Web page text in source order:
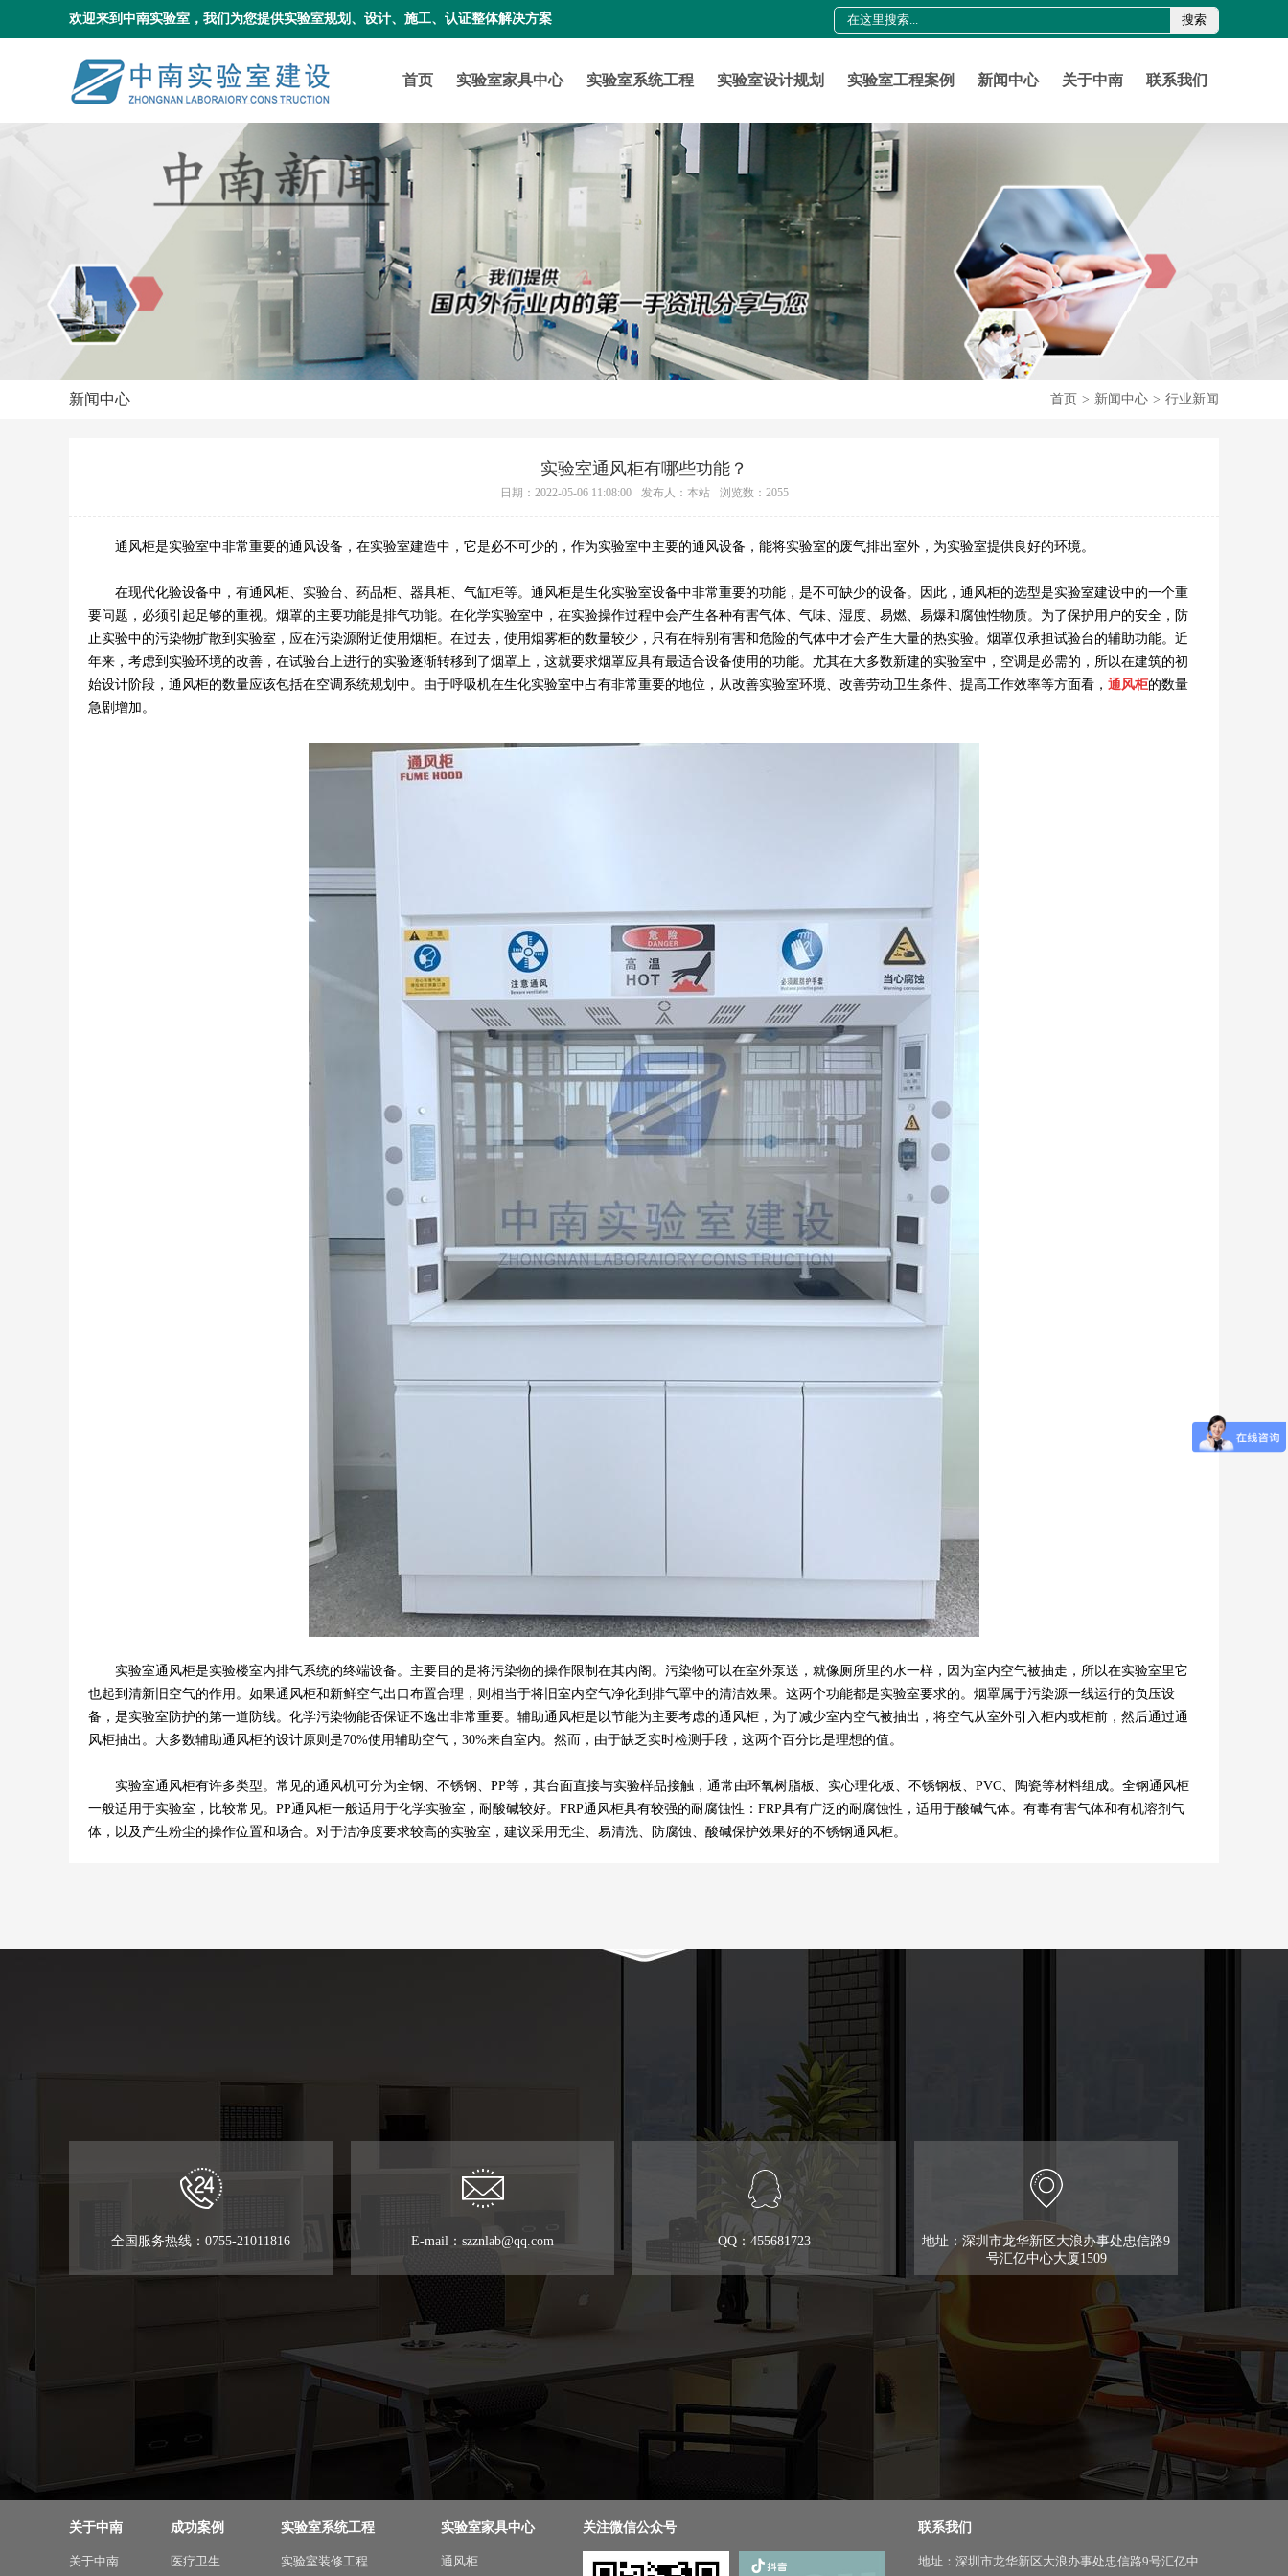
欢迎来到中南实验室，我们为您提供实验室规划、设计、施工、认证整体解决方案 搜索
首页 实验室家具中心 实验室系统工程 实验室设计规划 实验室工程案例 新闻中心 关于中南 联系我们
新闻中心 首页 > 新闻中心 > 行业新闻
实验室通风柜有哪些功能？
日期：2022-05-06 11:08:00 发布人：本站 浏览数：2055
通风柜是实验室中非常重要的通风设备，在实验室建造中，它是必不可少的，作为实验室中主要的通风设备，能将实验室的废气排出室外，为实验室提供良好的环境。
在现代化验设备中，有通风柜、实验台、药品柜、器具柜、气缸柜等。通风柜是生化实验室设备中非常重要的功能，是不可缺少的设备。因此，通风柜的选型是实验室建设中的一个重
要问题，必须引起足够的重视。烟罩的主要功能是排气功能。在化学实验室中，在实验操作过程中会产生各种有害气体、气味、湿度、易燃、易爆和腐蚀性物质。为了保护用户的安全，防
止实验中的污染物扩散到实验室，应在污染源附近使用烟柜。在过去，使用烟雾柜的数量较少，只有在特别有害和危险的气体中才会产生大量的热实验。烟罩仅承担试验台的辅助功能。近
年来，考虑到实验环境的改善，在试验台上进行的实验逐渐转移到了烟罩上，这就要求烟罩应具有最适合设备使用的功能。尤其在大多数新建的实验室中，空调是必需的，所以在建筑的初
始设计阶段，通风柜的数量应该包括在空调系统规划中。由于呼吸机在生化实验室中占有非常重要的地位，从改善实验室环境、改善劳动卫生条件、提高工作效率等方面看， 通风柜的数量
急剧增加。
实验室通风柜是实验楼室内排气系统的终端设备。主要目的是将污染物的操作限制在其内阁。污染物可以在室外泵送，就像厕所里的水一样，因为室内空气被抽走，所以在实验室里它
也起到清新旧空气的作用。如果通风柜和新鲜空气出口布置合理，则相当于将旧室内空气净化到排气罩中的清洁效果。这两个功能都是实验室要求的。烟罩属于污染源一线运行的负压设
备，是实验室防护的第一道防线。化学污染物能否保证不逸出非常重要。辅助通风柜是以节能为主要考虑的通风柜，为了减少室内空气被抽出，将空气从室外引入柜内或柜前，然后通过通
风柜抽出。大多数辅助通风柜的设计原则是70%使用辅助空气，30%来自室内。然而，由于缺乏实时检测手段，这两个百分比是理想的值。
实验室通风柜有许多类型。常见的通风机可分为全钢、不锈钢、PP等，其台面直接与实验样品接触，通常由环氧树脂板、实心理化板、不锈钢板、PVC、陶瓷等材料组成。全钢通风柜
一般适用于实验室，比较常见。PP通风柜一般适用于化学实验室，耐酸碱较好。FRP通风柜具有较强的耐腐蚀性：FRP具有广泛的耐腐蚀性，适用于酸碱气体。有毒有害气体和有机溶剂气
体，以及产生粉尘的操作位置和场合。对于洁净度要求较高的实验室，建议采用无尘、易清洗、防腐蚀、酸碱保护效果好的不锈钢通风柜。
全国服务热线：0755-21011816 E-mail：szznlab@qq.com QQ：455681723
地址：深圳市龙华新区大浪办事处忠信路9
号汇亿中心大厦1509
关于中南
关于中南
成功案例
医疗卫生
实验室系统工程
实验室装修工程
实验室家具中心
通风柜
关注微信公众号 联系我们
地址：深圳市龙华新区大浪办事处忠信路9号汇亿中